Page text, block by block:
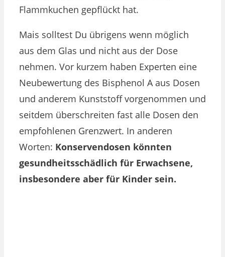
Flammkuchen gepflückt hat.
Mais solltest Du übrigens wenn möglich
aus dem Glas und nicht aus der Dose
nehmen. Vor kurzem haben Experten eine
Neubewertung des Bisphenol A aus Dosen
und anderem Kunststoff vorgenommen und
seitdem überschreiten fast alle Dosen den
empfohlenen Grenzwert. In anderen
Worten: Konservendosen könnten
gesundheitsschädlich für Erwachsene,
insbesondere aber für Kinder sein.